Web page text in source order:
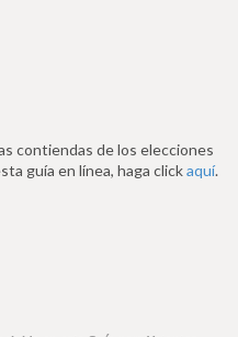
contiendas de los elecciones
guía en línea, haga clickaquí.